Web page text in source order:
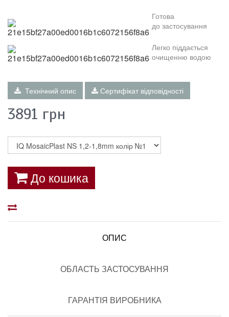
Готова
до застосування
Легко піддається
очищенню водою
Технічний опис Сертифікат відповідності
3891 грн
До кошика
ОПИС
ОБЛАСТЬ ЗАСТОСУВАННЯ
ГАРАНТІЯ ВИРОБНИКА